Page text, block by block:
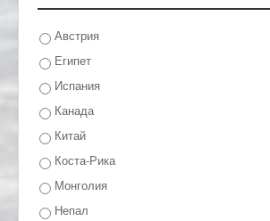
Австрия
Египет
Испания
Канада
Китай
Коста-Рика
Монголия
Непал